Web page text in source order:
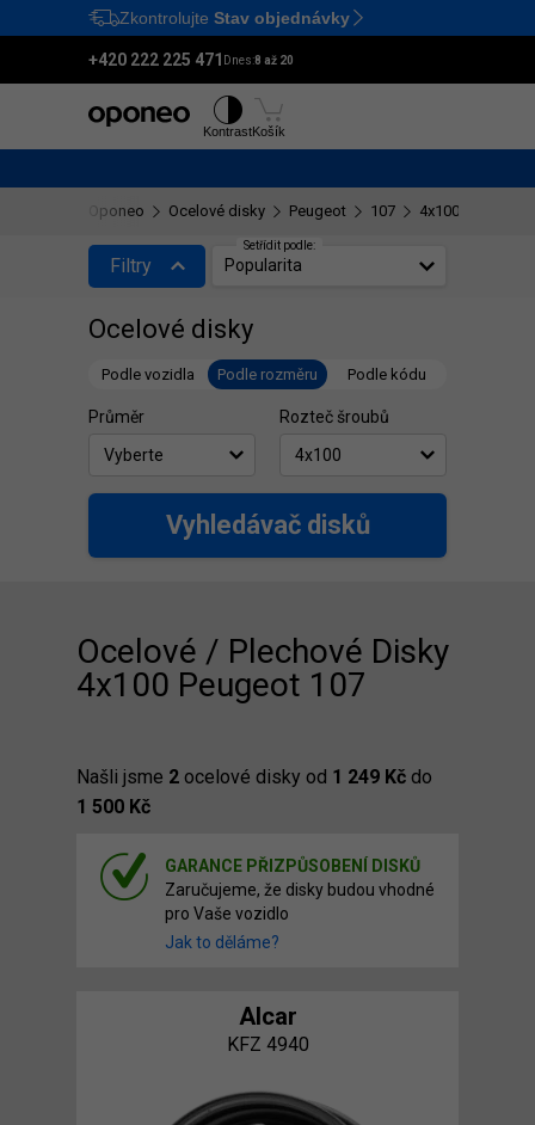
Ctrl M
Zkontrolujte Stav objednávky
+420 222 225 471 Dnes:8 až 20
KontrastKošík
Oponeo Ocelové disky Peugeot 107 4x100
Filtry
Ocelové disky
Podle vozidla Podle rozměru Podle kódu
Průměr Rozteč šroubů
Vyhledávač disků
Ocelové / Plechové Disky
4x100 Peugeot 107
Našli jsme 2 ocelové disky od 1 249 Kč do
1 500 Kč
Setřídit podle:
Popularita
GARANCE PŘIZPŮSOBENÍ DISKŮ
Zaručujeme, že disky budou vhodné
pro Vaše vozidlo
Jak to děláme?
Alcar
KFZ 4940